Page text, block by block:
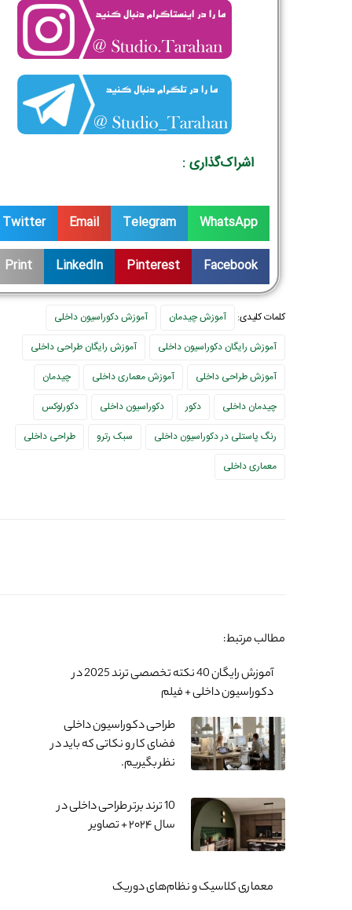
اشراک‌گذاری :
WhatsApp
Telegram
Email
Twitter
Facebook
Pinterest
LinkedIn
Print
کلمات کلیدی: آموزش چیدمان
آموزش دکوراسیون داخلی
آموزش رایگان دکوراسیون داخلی
آموزش رایگان طراحی داخلی
آموزش طراحی داخلی
آموزش معماری داخلی
چیدمان
چیدمان داخلی
دکور دکوراسیون داخلی
دکورلوکس
رنگ پاستلی در دکوراسیون داخلی
سبک رترو
طراحی داخلی
معماری داخلی
مطالب مرتبط:
آموزش رایگان 40 نکته تخصصی ترند 2025 در
دکوراسیون داخلی + فیلم
طراحی دکوراسیون داخلی
فضای کار و نکاتی که باید در
نظر بگیریم.
10 ترند برتر طراحی داخلی در
سال ۲۰۲۴ + تصاویر
معماری کلاسیک و نظام‌های دوریک